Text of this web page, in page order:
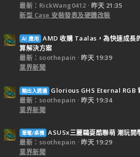
最新：RickWang0412
昨天 21:35
新型 Case 安裝發表及硬體改裝
AI 應用 AMD 收購 Taalas，為快速成長
算解決方案
最新：soothepain
昨天 19:39
業界新聞
輸出入週邊
Glorious GHS Eternal RGB
最新：soothepain
昨天 19:34
業界新聞
筆電/桌機 ASUSx三麗鷗耍酷聯萌 潮玩開
最新：soothepain
昨天 19:29
業界新聞